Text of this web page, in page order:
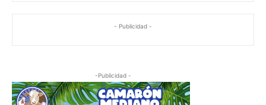
- Publicidad -
-Publicidad -